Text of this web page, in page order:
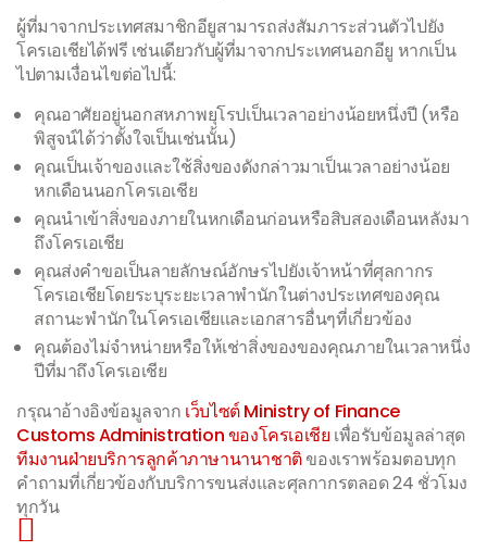
ผู้ที่มาจากประเทศสมาชิกอียูสามารถส่งสัมภาระส่วนตัวไปยัง
โครเอเชียได้ฟรี เช่นเดียวกับผู้ที่มาจากประเทศนอกอียู หากเป็น
ไปตามเงื่อนไขต่อไปนี้:
คุณอาศัยอยู่นอกสหภาพยุโรปเป็นเวลาอย่างน้อยหนึ่งปี (หรือ
พิสูจน์ได้ว่าตั้งใจเป็นเช่นนั้น)
คุณเป็นเจ้าของและใช้สิ่งของดังกล่าวมาเป็นเวลาอย่างน้อย
หกเดือนนอกโครเอเชีย
คุณนำเข้าสิ่งของภายในหกเดือนก่อนหรือสิบสองเดือนหลังมา
ถึงโครเอเชีย
คุณส่งคำขอเป็นลายลักษณ์อักษรไปยังเจ้าหน้าที่ศุลกากร
โครเอเชียโดยระบุระยะเวลาพำนักในต่างประเทศของคุณ
สถานะพำนักในโครเอเชียและเอกสารอื่นๆที่เกี่ยวข้อง
คุณต้องไม่จำหน่ายหรือให้เช่าสิ่งของของคุณภายในเวลาหนึ่ง
ปีที่มาถึงโครเอเชีย
กรุณาอ้างอิงข้อมูลจาก เว็บไซต์ Ministry of Finance
Customs Administration ของโครเอเชีย เพื่อรับข้อมูลล่าสุด
ทีมงานฝ่ายบริการลูกค้าภาษานานาชาติของเราพร้อมตอบทุก
คำถามที่เกี่ยวข้องกับบริการขนส่งและศุลกากรตลอด 24 ชั่วโมง
ทุกวัน